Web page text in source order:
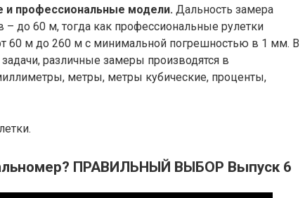
и профессиональные модели. Дальность замера
– до 60 м, тогда как профессиональные рулетки
60 м до 260 м с минимальной погрешностью в 1 мм. В
различные замеры производятся в
метры, метры кубические, проценты,
ПРАВИЛЬНЫЙ ВЫБОР Выпуск 6